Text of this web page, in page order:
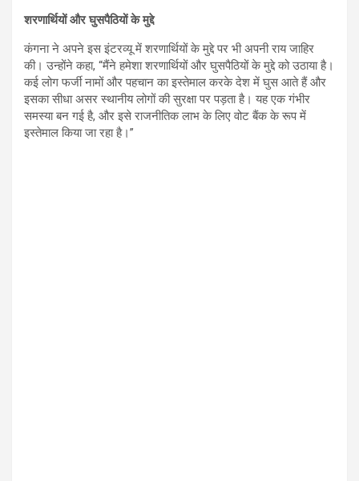
शरणार्थियों और घुसपैठियों के मुद्दे
कंगना ने अपने इस इंटरव्यू में शरणार्थियों के मुद्दे पर भी अपनी राय जाहिर
की। उन्होंने कहा, “मैंने हमेशा शरणार्थियों और घुसपैठियों के मुद्दे को उठाया है।
कई लोग फर्जी नामों और पहचान का इस्तेमाल करके देश में घुस आते हैं और
इसका सीधा असर स्थानीय लोगों की सुरक्षा पर पड़ता है। यह एक गंभीर
समस्या बन गई है, और इसे राजनीतिक लाभ के लिए वोट बैंक के रूप में
इस्तेमाल किया जा रहा है।”